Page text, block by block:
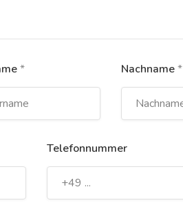
* Nachname*
Telefonnummer